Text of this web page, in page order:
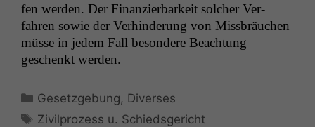
f­en wer­den. Der Finanzier­barkeit solch­er Ver­
fahren sowie der Ver­hin­derung von Miss­bräuchen
müsse in jedem Fall beson­dere Beach­tung
geschenkt werden.
Kategorien
Gesetzgebung, Diverses
Schlagwörter
Zivilprozess u. Schiedsgericht